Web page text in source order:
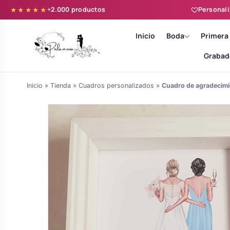
★★★★★+2.000 productos
Inicio Boda
novia y zapatillas
personalizadas
Árboles de Huellas para Primera
Comunión
Batas de comunión personalizadas
Inicio » Tienda » Cuadros personalizados » Cuadro de